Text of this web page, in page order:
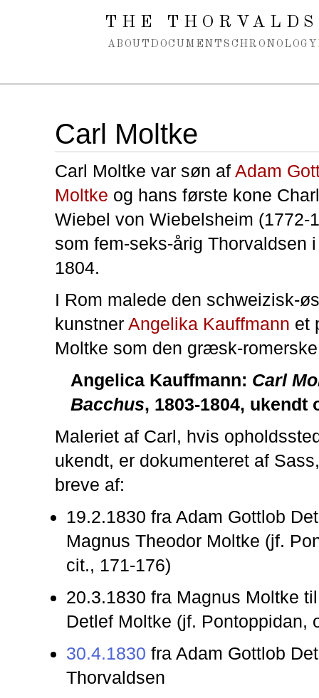
Spring navigation over
THE
ABOUT DOCUMENTS CHRONOLOGY
Carl Moltke
Carl Moltke var søn af Adam
Moltke og hans første kone
Wiebel von Wiebelsheim (1772-
som fem-seks-årig Thorvaldsen
1804.
I Rom malede den schweizisk-
kunstner Angelika Kauffmann et
Moltke som den græsk-
Angelica Kauffmann: Carl
Bacchus, 1803-1804, ukendt
Maleriet af Carl, hvis
ukendt, er dokumenteret af
breve af:
19.2.1830 fra Adam Gottlob
Magnus Theodor Moltke (jf.
cit., 171-176)
20.3.1830 fra Magnus Moltke
Detlef Moltke (jf. Pontoppidan,
30.4.1830 fra Adam Gottlob
Thorvaldsen